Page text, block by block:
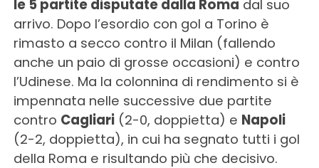
le 5 partite disputate dalla Roma dal suo
arrivo. Dopo l’esordio con gol a Torino è
rimasto a secco contro il Milan (fallendo
anche un paio di grosse occasioni) e contro
l’Udinese. Ma la colonnina di rendimento si è
impennata nelle successive due partite
contro Cagliari(2-0, doppietta) e Napoli
(2-2, doppietta), in cui ha segnato tutti i gol
della Roma e risultando più che decisivo.